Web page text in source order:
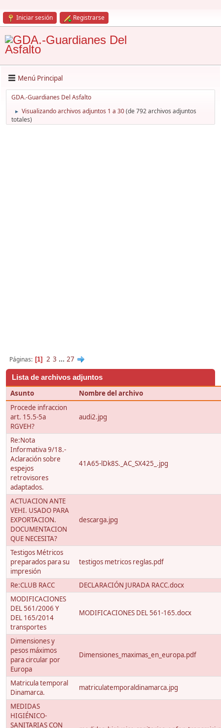
Iniciar sesión Registrarse
Menú Principal
GDA.-Guardianes Del Asfalto
► Visualizando archivos adjuntos 1 a 30(de 792 archivos adjuntos
totales)
Páginas 1 2 3 ... 27
Lista de archivos adjuntos
Asunto
Nombre del archivo
Procede infraccion
art. 15.5-5a
RGVEH?
audi2.jpg
Re:Nota
Informativa 9/18.-
Aclaración sobre
espejos
retrovisores
adaptados.
41A65-lDk8S._AC_SX425_.jpg
ACTUACION ANTE
VEHI. USADO PARA
EXPORTACION.
DOCUMENTACION
QUE NECESITA?
descarga.jpg
Testigos Métricos
preparados para su
impresión
testigos metricos reglas.pdf
Re:CLUB RACC
DECLARACIÓN JURADA RACC.docx
MODIFICACIONES
DEL 561/2006 Y
DEL 165/2014
transportes
MODIFICACIONES DEL 561-165.docx
Dimensiones y
pesos máximos
para circular por
Europa
Dimensiones_maximas_en_europa.pdf
Matricula temporal
Dinamarca.
matriculatemporaldinamarca.jpg
MEDIDAS
HIGIÉNICO-
SANITARIAS CON